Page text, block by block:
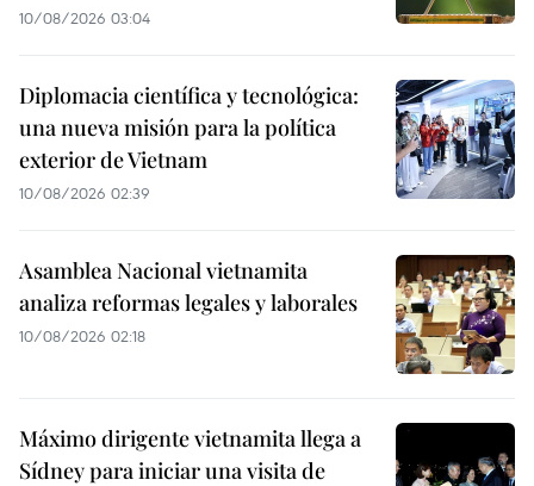
10/08/2026 03:04
Diplomacia científica y tecnológica:
una nueva misión para la política
exterior de Vietnam
10/08/2026 02:39
Asamblea Nacional vietnamita
analiza reformas legales y laborales
10/08/2026 02:18
Máximo dirigente vietnamita llega a
Sídney para iniciar una visita de